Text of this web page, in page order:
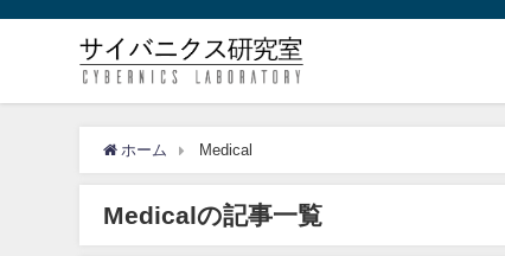
ホーム Medical
Medicalの記事一覧